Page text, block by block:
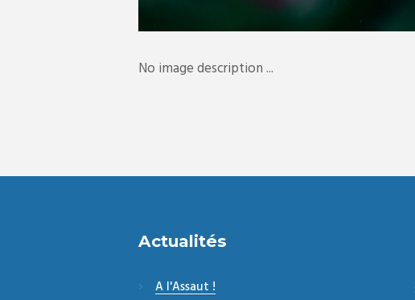
No image description ...
Actualités
A l'Assaut !